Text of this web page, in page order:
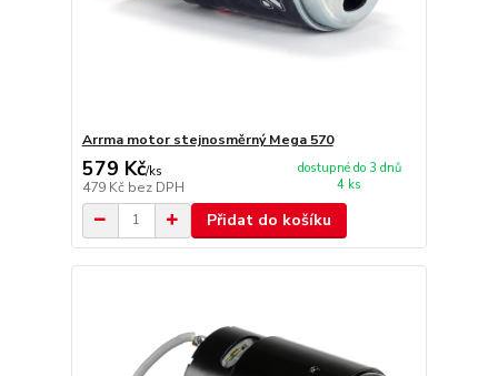
Arrma motor stejnosměrný Mega 570
579 Kč/ks
479 Kč bez DPH
dostupné do 3 dnů
4 ks
Přidat do košíku